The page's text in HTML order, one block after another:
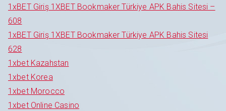
1xBET Giriş 1XBET Bookmaker Türkiye APK Bahis Sitesi –
608
1xBET Giriş 1XBET Bookmaker Türkiye APK Bahis Sitesi
628
1xbet Kazahstan
1xbet Korea
1xbet Morocco
1xbet Online Casino